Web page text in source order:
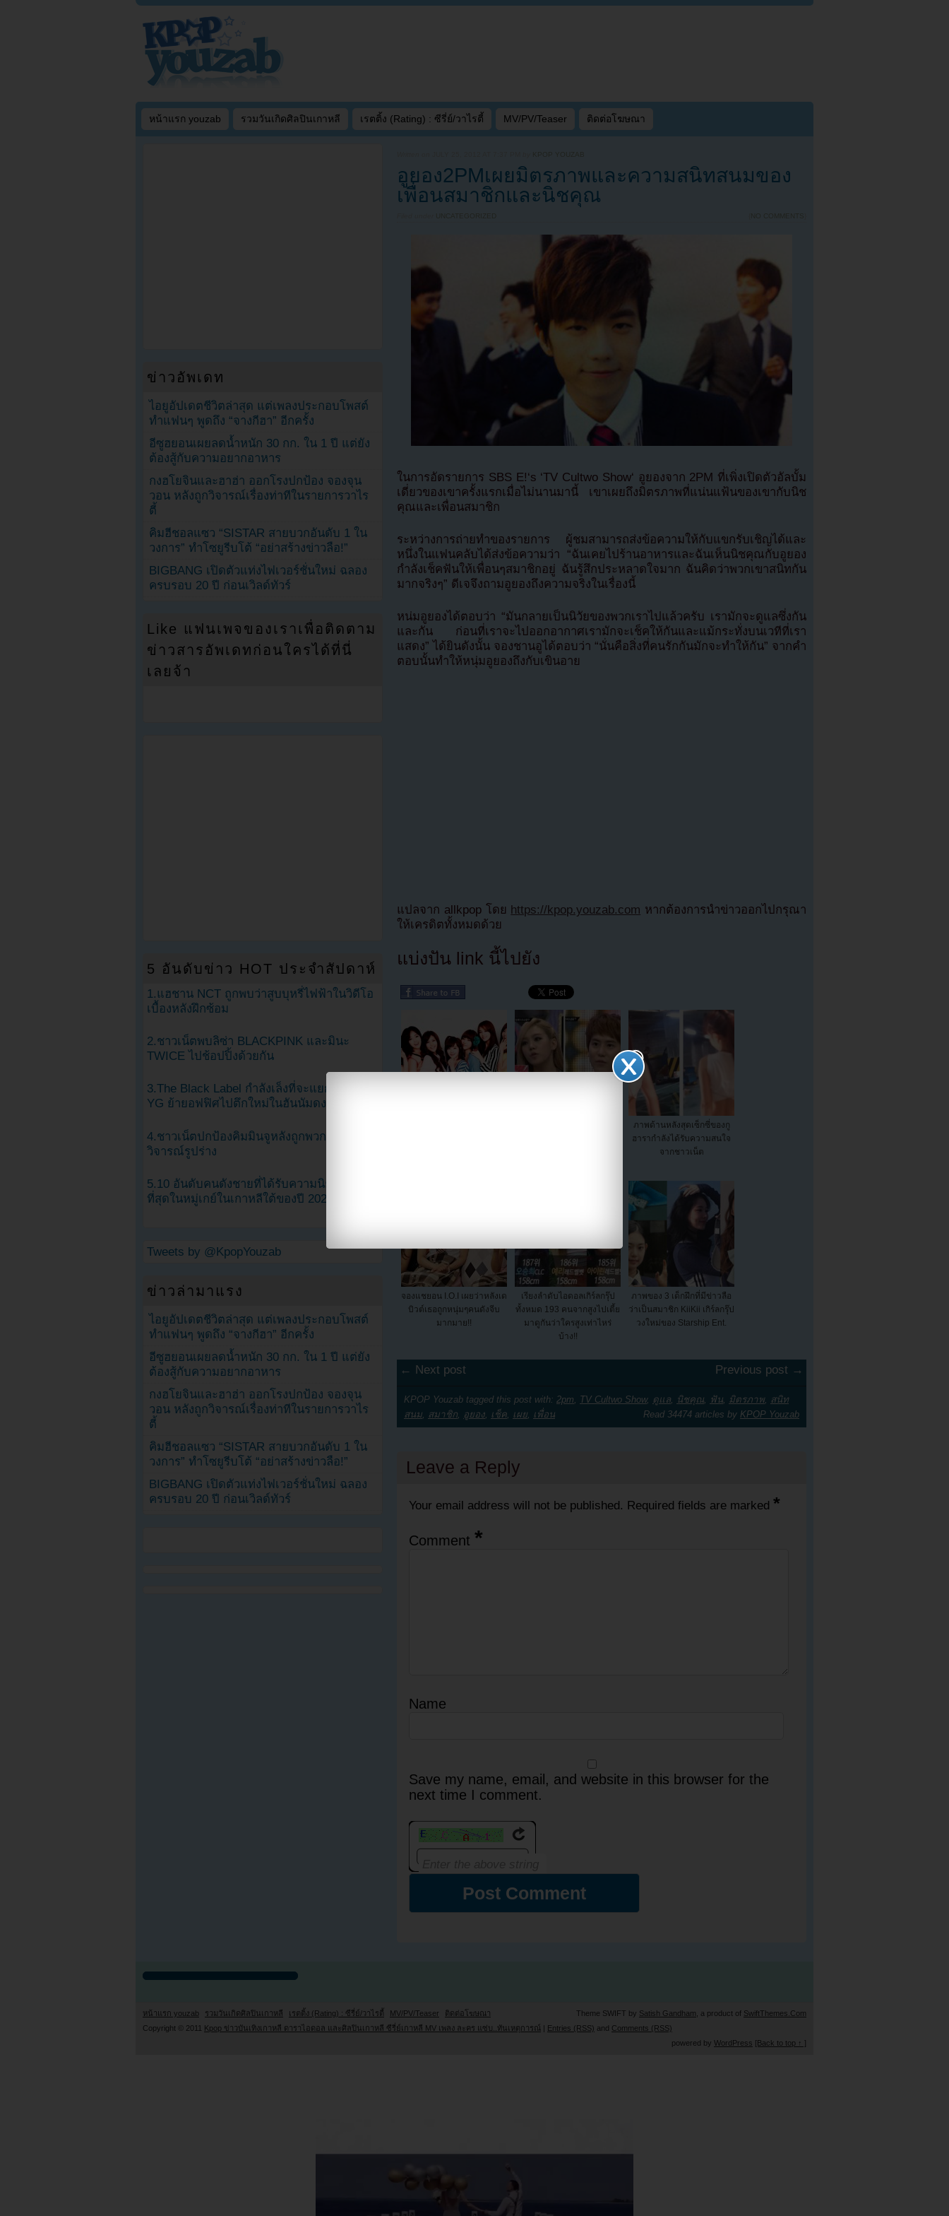
หน้าแรก youzab รวมวันเกิดศิลปินเกาหลี เรตติ้ง (Rating) : ซีรี่ย์/วาไรตี้ MV/PV/Teaser ติดต่อโฆษณา
KPOP YOUZAB
อูยอง2PMเผยมิตรภาพและความสนิทสนมของ
เพื่อนสมาชิกและนิชคุณ
UNCATEGORIZED NO COMMENTS
ในการอัดรายการ SBS E!‘s ‘TV Cultwo Show‘ อูยองจาก 2PM ที่เพิ่งเปิดตัวอัลบั้ม
เดี่ยวของเขาครั้งแรกเมื่อไม่นานมานี้ เขาเผยถึงมิตรภาพที่แน่นแฟ้นของเขากับนิช
คุณและเพื่อนสมาชิก
ระหว่างการถ่ายทำของรายการ ผู้ชมสามารถส่งข้อความให้กับแขกรับเชิญได้และ
หนึ่งในแฟนคลับได้ส่งข้อความว่า “ฉันเคยไปร้านอาหารและฉันเห็นนิชคุณกับอูยอง
กำลังเช็คฟันให้เพื่อนๆสมาชิกอยู่ ฉันรู้สึกประหลาดใจมาก ฉันคิดว่าพวกเขาสนิทกัน
มากจริงๆ” ดีเจจึงถามอูยองถึงความจริงในเรื่องนี้
หน่มอูยองได้ตอบว่า “มันกลายเป็นนิวัยของพวกเราไปแล้วครับ เรามักจะดูแลซึ่งกัน
และกัน ก่อนที่เราจะไปออกอากาศเรามักจะเช็คให้กันและแม้กระทั่งบนเวทีที่เรา
แสดง” ได้ยินดังนั้น จองชานอูได้ตอบว่า “นั่นคือสิ่งที่คนรักกันมักจะทำให้กัน” จากคำ
ตอบนั้นทำให้หนุ่มอูยองถึงกับเขินอาย
แปลจาก allkpop โดย https://kpop.youzab.com หากต้องการนำข่าวออกไปกรุณา
ให้เครดิตทั้งหมดด้วย
แบ่งปัน link นี้ไปยัง
ภาพด้านหลังสุดเซ็กซี่ของกู
ฮารากำลังได้รับความสนใจ
จากชาวเน็ต
จองแชยอน I.O.I เผยว่าหลังเด
บิวต์เธอถูกหนุ่มๆคนดังจีบ
มากมาย!!
เรียงลำดับไอดอลเกิร์ลกรุ๊ป
ทั้งหมด 193 คนจากสูงไปเตี้ย
มาดูกันว่าใครสูงเท่าไหร่
บ้าง!!
ภาพของ 3 เด็กฝึกที่มีข่าวลือ
ว่าเป็นสมาชิก KiiKii เกิร์ลกรุ๊ป
วงใหม่ของ Starship Ent.
← Next post Previous post →
KPOP Youzab tagged this post with: 2pm, TV Cultwo Show, ดูแล, นิชคุณ, ฟัน, มิตรภาพ, สนิท
สนม, สมาชิก, อูยอง, เช็ค, เผย, เพื่อน Read 34474 articles by KPOP Youzab
Leave a Reply
Your email address will not be published. Required fields are marked *
Comment *
Name
Save my name, email, and website in this browser for the
next time I comment.
ข่าวอัพเดท
ไอยูอัปเดตชีวิตล่าสุด แต่เพลงประกอบโพสต์
ทำแฟนๆ พูดถึง “จางกีฮา” อีกครั้ง
อีซูฮยอนเผยลดน้ำหนัก 30 กก. ใน 1 ปี แต่ยัง
ต้องสู้กับความอยากอาหาร
กงฮโยจินและฮาฮ่า ออกโรงปกป้อง จองจุน
วอน หลังถูกวิจารณ์เรื่องท่าทีในรายการวาไร
ตี้
คิมฮีชอลแซว “SISTAR สายบวกอันดับ 1 ใน
วงการ” ทำโซยูรีบโต้ “อย่าสร้างข่าวลือ!”
BIGBANG เปิดตัวแท่งไฟเวอร์ชั่นใหม่ ฉลอง
ครบรอบ 20 ปี ก่อนเวิลด์ทัวร์
Like แฟนเพจของเราเพื่อติดตาม
ข่าวสารอัพเดทก่อนใครได้ที่นี่
เลยจ้า
5 อันดับข่าว HOT ประจำสัปดาห์
1.แฮชาน NCT ถูกพบว่าสูบบุหรี่ไฟฟ้าในวิดีโอ
เบื้องหลังฝึกซ้อม
2.ชาวเน็ตพบลิซ่า BLACKPINK และมินะ
TWICE ไปช้อปปิ้งด้วยกัน
3.The Black Label กำลังเล็งที่จะแยกตัวจาก
YG ย้ายอฟฟิศไปตึกใหม่ในฮันนัมดง
4.ชาวเน็ตปกป้องคิมมินจูหลังถูกพวกเฮดเตอร์
วิจารณ์รูปร่าง
5.10 อันดับคนดังชายที่ได้รับความนิยมมาก
ที่สุดในหมู่เกย์ในเกาหลีใต้ของปี 2023
Tweets by @KpopYouzab
ข่าวล่ามาแรง
ไอยูอัปเดตชีวิตล่าสุด แต่เพลงประกอบโพสต์
ทำแฟนๆ พูดถึง “จางกีฮา” อีกครั้ง
อีซูฮยอนเผยลดน้ำหนัก 30 กก. ใน 1 ปี แต่ยัง
ต้องสู้กับความอยากอาหาร
กงฮโยจินและฮาฮ่า ออกโรงปกป้อง จองจุน
วอน หลังถูกวิจารณ์เรื่องท่าทีในรายการวาไร
ตี้
คิมฮีชอลแซว “SISTAR สายบวกอันดับ 1 ใน
วงการ” ทำโซยูรีบโต้ “อย่าสร้างข่าวลือ!”
BIGBANG เปิดตัวแท่งไฟเวอร์ชั่นใหม่ ฉลอง
ครบรอบ 20 ปี ก่อนเวิลด์ทัวร์
หน้าแรก youzab รวมวันเกิดศิลปินเกาหลี เรตติ้ง (Rating) : ซีรี่ย์/วาไรตี้ MV/PV/Teaser ติดต่อโฆษณา Theme SWIFT by Satish Gandham, a product of SwiftThemes.Com
Copyright © 2011 Kpop ข่าวบันเทิงเกาหลี ดาราไอดอล และศิลปินเกาหลี ซีรี่ย์เกาหลี MV เพลง ละคร แซ่บ..ทันเหตุการณ์ Entries (RSS) and Comments (RSS)
powered by WordPress [Back to top ↑ ]